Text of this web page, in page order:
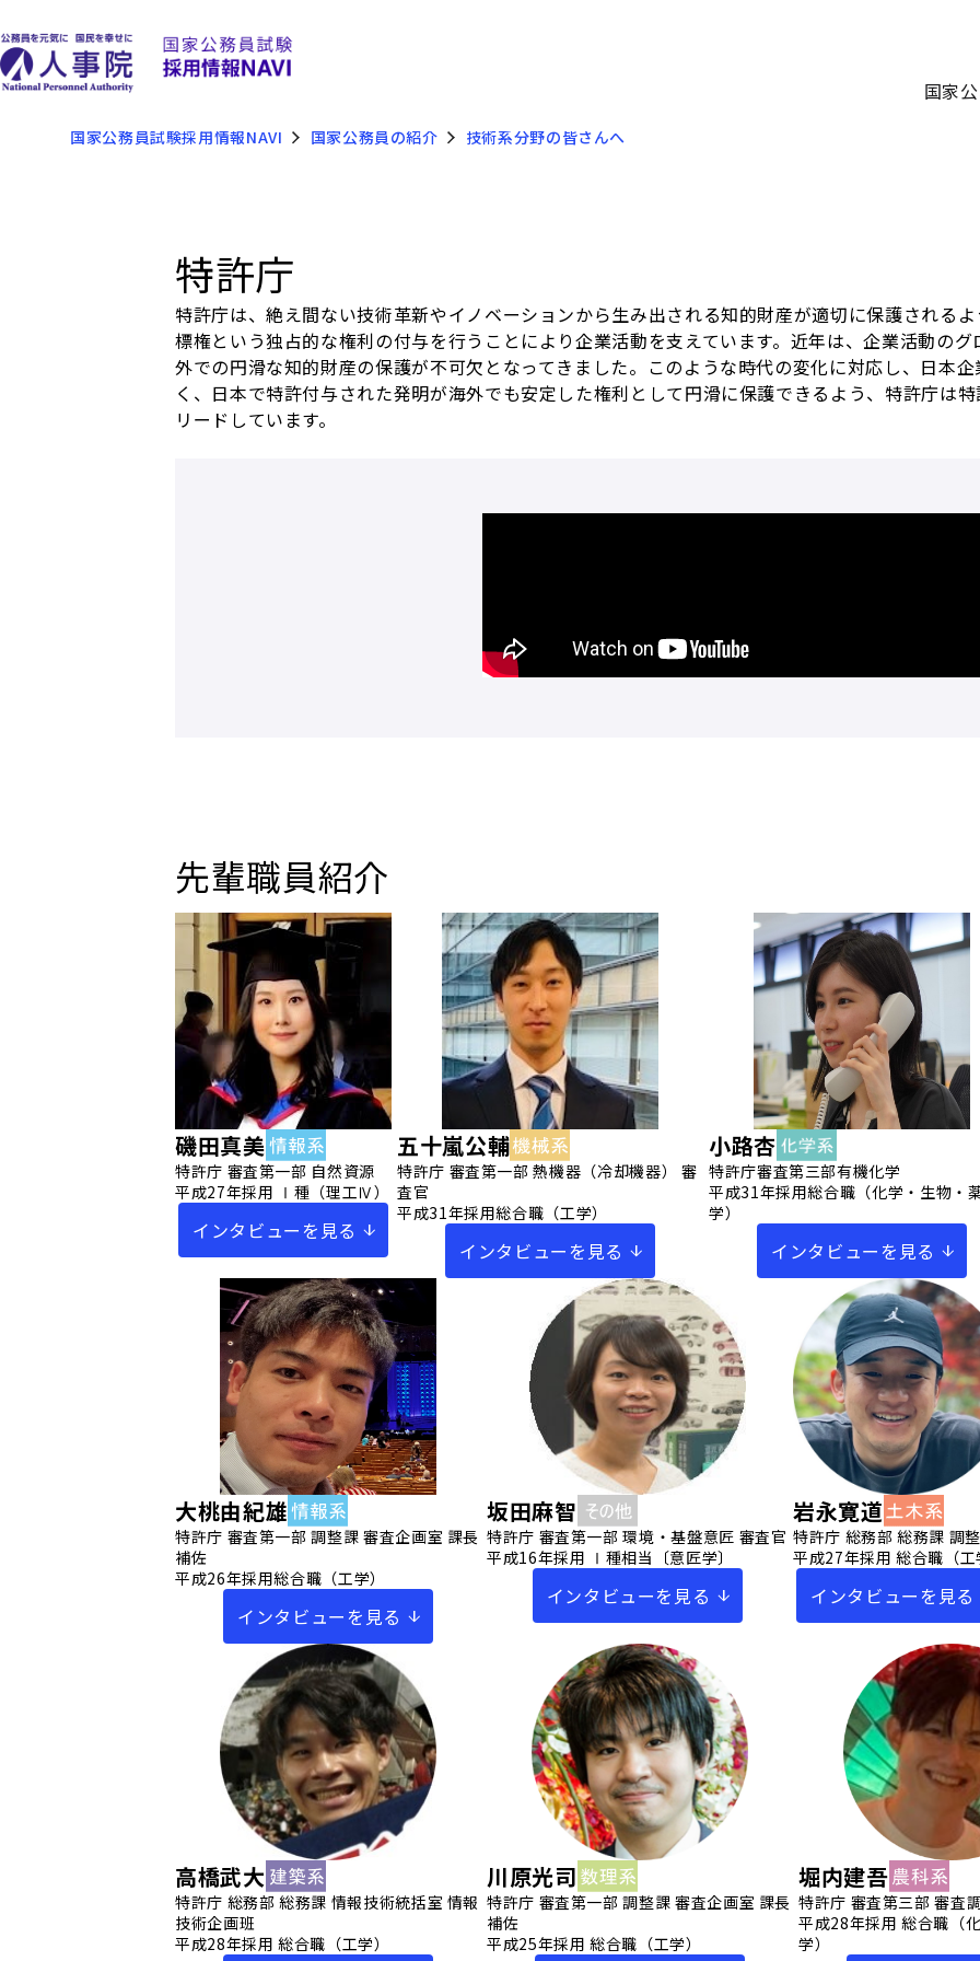
国家
国家公務員試験採用情報NAVI 国家公務員の紹介 技術系分野の皆さんへ
特許庁
特許庁は、絶え間ない技術革新やイノベーションから生み出される知的財産が適切に保護される
標権という独占的な権利の付与を行うことにより企業活動を支えています。近年は、企業活動の
外での円滑な知的財産の保護が不可欠となってきました。このような時代の変化に対応し、日本
く、日本で特許付与された発明が海外でも安定した権利として円滑に保護できるよう、特許庁は
リードしています。
先輩職員紹介
磯田真美
特許庁 審査第一部 自然資源
平成27年採用 Ⅰ種（理工Ⅳ）
インタビューを見る
五十嵐公輔
特許庁 審査第一部 熱機器（冷却機器） 審
査官
平成31年採用総合職（工学）
インタビューを見る
小路杏
特許庁審査第三部有機化学
平成31年採用総合職（化学・生物・
学）
インタビューを見る
大桃由紀雄
特許庁 審査第一部 調整課 審査企画室 課長
補佐
平成26年採用総合職（工学）
インタビューを見る
坂田麻智
特許庁 審査第一部 環境・基盤意匠 審査官
平成16年採用 Ⅰ種相当〔意匠学〕
インタビューを見る
岩永寛道
特許庁 総務部 総務課 調
平成27年採用 総合職（工
インタビューを見る
高橋武大
特許庁 総務部 総務課 情報技術統括室 情報
技術企画班
平成28年採用 総合職（工学）
川原光司
特許庁 審査第一部 調整課 審査企画室 課長
補佐
平成25年採用 総合職（工学）
堀内建吾
特許庁 審査第三部 審査
平成28年採用 総合職（
学）